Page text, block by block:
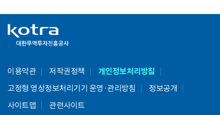
이용약관 저작권정책 개인정보처리방침
고정형 영상정보처리기기 운영·관리방침
정보공개
사이트맵
관련사이트